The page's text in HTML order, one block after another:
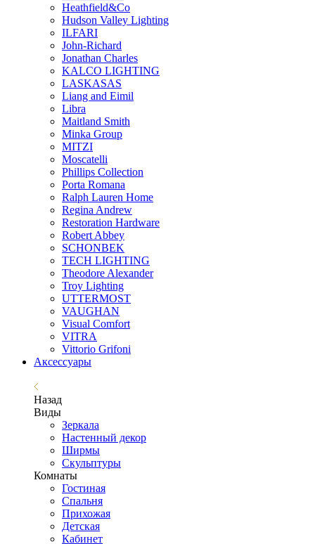
Heathfield&Co
Hudson Valley Lighting
ILFARI
John-Richard
Jonathan Charles
KALCO LIGHTING
LASKASAS
Liang and Eimil
Libra
Maitland Smith
Minka Group
MITZI
Moscatelli
Phillips Collection
Porta Romana
Ralph Lauren Home
Regina Andrew
Restoration Hardware
Robert Abbey
SCHONBEK
TECH LIGHTING
Theodore Alexander
Troy Lighting
UTTERMOST
VAUGHAN
Visual Comfort
VITRA
Vittorio Grifoni
Аксессуары
Назад
Виды
Зеркала
Настенный декор
Ширмы
Скульптуры
Комнаты
Гостиная
Спальня
Прихожая
Детская
Кабинет